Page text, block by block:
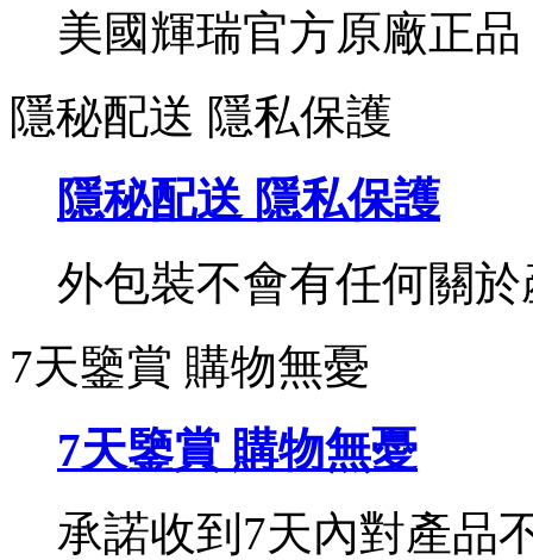
美國輝瑞官方原廠正
隱秘配送 隱私保護
隱秘配送 隱私保護
外包裝不會有任何關
7天鑒賞 購物無憂
7天鑒賞 購物無憂
承諾收到7天內對產品